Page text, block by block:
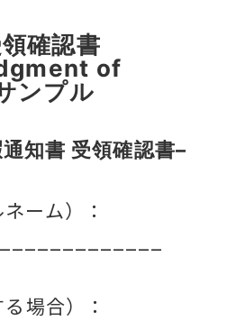
確認書
of
ンプル
知書 受領確認書–
ーム）：
場合）：